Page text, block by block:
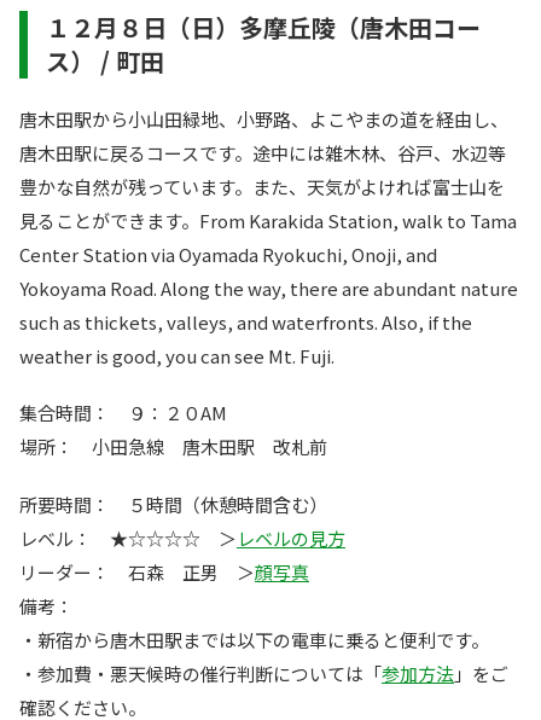
１２月８日（日）多摩丘陵（唐木田コー
ス） / 町田
唐木田駅から小山田緑地、小野路、よこやまの道を経由し、
唐木田駅に戻るコースです。途中には雑木林、谷戸、水辺等
豊かな自然が残っています。また、天気がよければ富士山を
見ることができます。From Karakida Station, walk to Tama
Center Station via Oyamada Ryokuchi, Onoji, and
Yokoyama Road. Along the way, there are abundant nature
such as thickets, valleys, and waterfronts. Also, if the
weather is good, you can see Mt. Fuji.
集合時間： ９：２０AM
場所： 小田急線 唐木田駅 改札前
所要時間： ５時間（休憩時間含む）
レベル： ★☆☆☆☆ ＞レベルの見方
リーダー： 石森 正男 ＞顔写真
備考：
・新宿から唐木田駅までは以下の電車に乗ると便利です。
・参加費・悪天候時の催行判断については「参加方法」をご
確認ください。